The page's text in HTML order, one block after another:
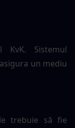
KvK. Sistemul
un mediu
trebuie să fie